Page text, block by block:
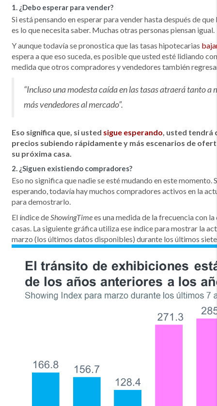
1. ¿Debo esperar para vender?
Si está pensando en esperar para vender hasta después de
es lo que necesita saber. Muchas otras personas piensan igual.
Y aunque todavía se pronostica que las tasas hipotecarias
espera a que eso suceda, es posible que usted esté lidiando
medida que otros compradores y vendedores también
“Incluso una modesta caída en las tasas atraerá tanto a
más vendedores al mercado”.
Eso significa que, si usted sigue esperando, usted tendrá
precios subiendo rápidamente y más escenarios de
su próxima casa.
2. ¿Siguen existiendo compradores?
Eso no significa que nadie se esté mudando en este momento.
esperando, todavía hay muchos compradores activos en la
para demostrarlo.
El índice deShowingTimees una medida de la frecuencia con
casas. La siguiente gráfica utiliza ese índice para mostrar la
marzo (los últimos datos disponibles) durante los últimos